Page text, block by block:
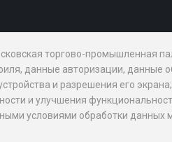
торгово-промышленная
данные авторизации, данные
и разрешения его
и улучшения
условиями обработки данных